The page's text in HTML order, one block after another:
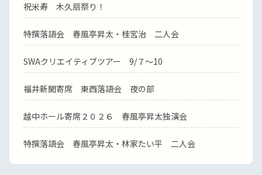
祝米寿 木久扇祭り！
特撰落語会 春風亭昇太・桂宮治 二人会
SWAクリエイティブツアー 9/７～10
福井新聞寄席 東西落語会 夜の部
越中ホール寄席２０２６ 春風亭昇太独演会
特撰落語会 春風亭昇太・林家たい平 二人会